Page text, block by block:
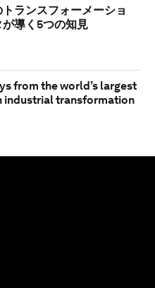
ランスフォーメーショ
が導く5つの知見
from the world’s largest
industrial transformation